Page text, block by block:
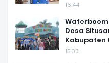
16.44
Desa
Kabupaten
15.03